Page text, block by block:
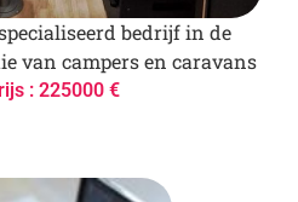
bedrijf in de
van campers en caravans
: 225000 €